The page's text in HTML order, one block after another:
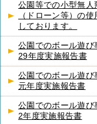
公園等での小型無人
（ドローン等）の使
しております。
公園でのボール遊び
29年度実施報告書
公園でのボール遊び
元年度実施報告書
公園でのボール遊び
2年度実施報告書